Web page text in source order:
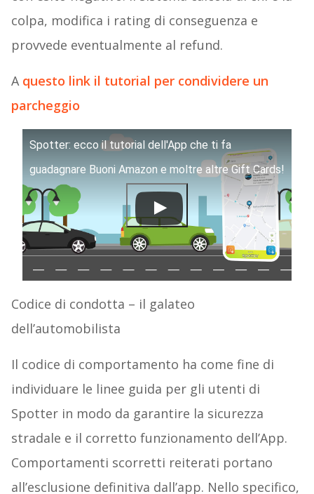
colpa, modifica i rating di conseguenza e
provvede eventualmente al refund.
A questo link il tutorial per condividere un
parcheggio
Spotter: ecco il tutorial dell'App che ti fa
guadagnare Buoni Amazon e moltre altre Gift Cards!
Codice di condotta – il galateo
dell’automobilista
Il codice di comportamento ha come fine di
individuare le linee guida per gli utenti di
Spotter in modo da garantire la sicurezza
stradale e il corretto funzionamento dell’App.
Comportamenti scorretti reiterati portano
all’esclusione definitiva dall’app. Nello specifico,